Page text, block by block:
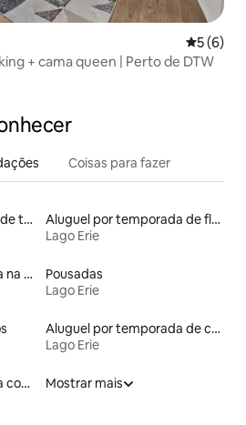
5 de
5 (6)
+ cama queen | Perto de DTW
Coisas para fazer
Aluguel por temporada de townhouses
Aluguel por temporada de flats
Lago Erie
Aluguéis por temporada na orla
Pousadas
Lago Erie
Aluguel por temporada de casas de veraneio
Lago Erie
Aluguéis por temporada com banheiro para PCD
Mostrar mais